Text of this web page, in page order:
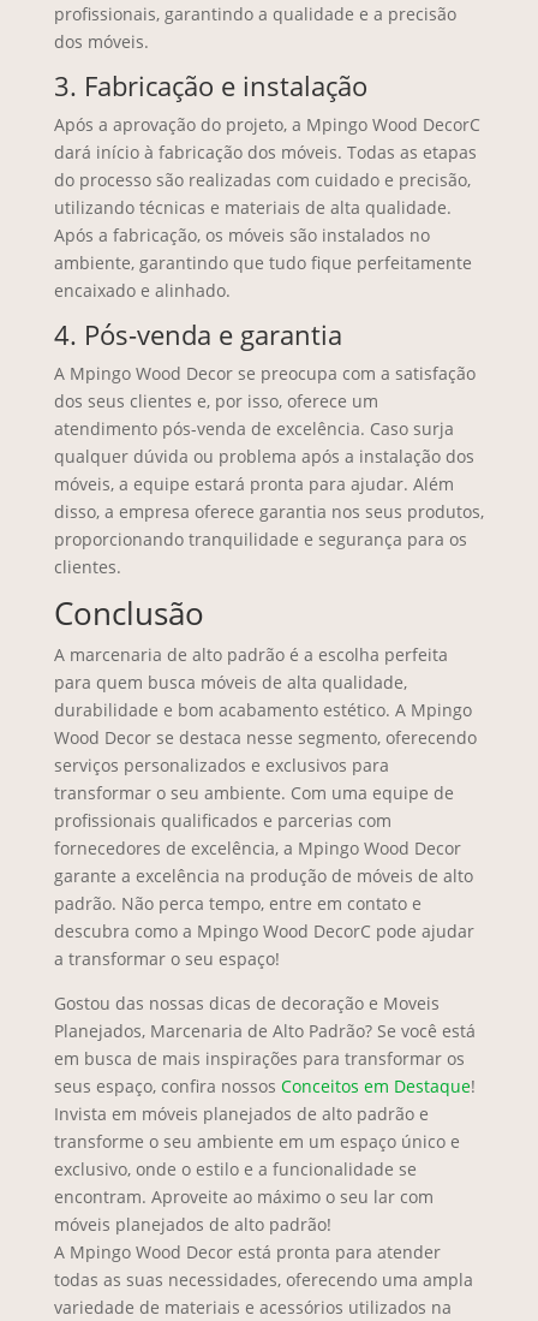
profissionais, garantindo a qualidade e a precisão
dos móveis.
3. Fabricação e instalação
Após a aprovação do projeto, a Mpingo Wood DecorC
dará início à fabricação dos móveis. Todas as etapas
do processo são realizadas com cuidado e precisão,
utilizando técnicas e materiais de alta qualidade.
Após a fabricação, os móveis são instalados no
ambiente, garantindo que tudo fique perfeitamente
encaixado e alinhado.
4. Pós-venda e garantia
A Mpingo Wood Decor se preocupa com a satisfação
dos seus clientes e, por isso, oferece um
atendimento pós-venda de excelência. Caso surja
qualquer dúvida ou problema após a instalação dos
móveis, a equipe estará pronta para ajudar. Além
disso, a empresa oferece garantia nos seus produtos,
proporcionando tranquilidade e segurança para os
clientes.
Conclusão
A marcenaria de alto padrão é a escolha perfeita
para quem busca móveis de alta qualidade,
durabilidade e bom acabamento estético. A Mpingo
Wood Decor se destaca nesse segmento, oferecendo
serviços personalizados e exclusivos para
transformar o seu ambiente. Com uma equipe de
profissionais qualificados e parcerias com
fornecedores de excelência, a Mpingo Wood Decor
garante a excelência na produção de móveis de alto
padrão. Não perca tempo, entre em contato e
descubra como a Mpingo Wood DecorC pode ajudar
a transformar o seu espaço!
Gostou das nossas dicas de decoração e Moveis
Planejados, Marcenaria de Alto Padrão? Se você está
em busca de mais inspirações para transformar os
seus espaço, confira nossos Conceitos em Destaque!
Invista em móveis planejados de alto padrão e
transforme o seu ambiente em um espaço único e
exclusivo, onde o estilo e a funcionalidade se
encontram. Aproveite ao máximo o seu lar com
móveis planejados de alto padrão!
A Mpingo Wood Decor está pronta para atender
todas as suas necessidades, oferecendo uma ampla
variedade de materiais e acessórios utilizados na